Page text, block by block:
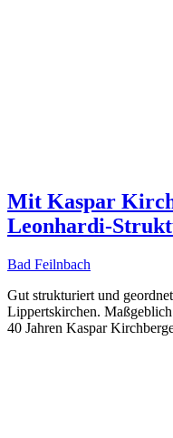
Mit Kaspar
Leonhardi-
Bad Feilnbach
Gut strukturiert und
Lippertskirchen.
40 Jahren Kaspar